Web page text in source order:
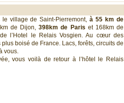
le village de Saint-Pierremont,à 55 km de
de Dijon,398km de Paris et 168km de
l’Hotel le Relais Vosgien. Au cœur des
boisé de France. Lacs, forêts, circuits de
vous.
vous voilà de retour à l’hôtel le Relais